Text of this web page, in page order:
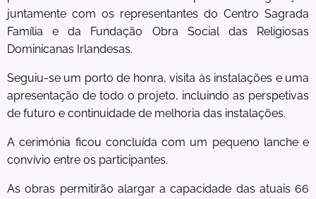
juntamente com os representantes do Centro Sagrada
Família e da Fundação Obra Social das Religiosas
Dominicanas Irlandesas.
Seguiu-se um porto de honra, visita às instalações e uma
apresentação de todo o projeto, incluindo as perspetivas
de futuro e continuidade de melhoria das instalações.
A cerimónia ficou concluída com um pequeno lanche e
convívio entre os participantes.
As obras permitirão alargar a capacidade das atuais 66